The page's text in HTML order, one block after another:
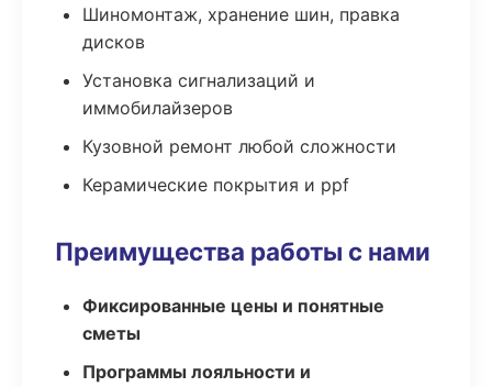
Шиномонтаж, хранение шин, правка
дисков
Установка сигнализаций и
иммобилайзеров
Кузовной ремонт любой сложности
Керамические покрытия и ppf
Преимущества работы с нами
Фиксированные цены и понятные
сметы
Программы лояльности и